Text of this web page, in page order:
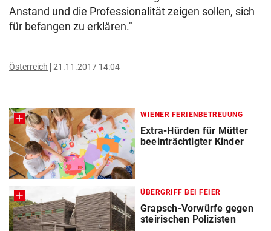
Anstand und die Professionalität zeigen sollen, sich
für befangen zu erklären."
Österreich 21.11.2017 14:04
WIENER FERIENBETREUUNG
Extra-Hürden für Mütter
beeinträchtigter Kinder
ÜBERGRIFF BEI FEIER
Grapsch-Vorwürfe gegen
steirischen Polizisten